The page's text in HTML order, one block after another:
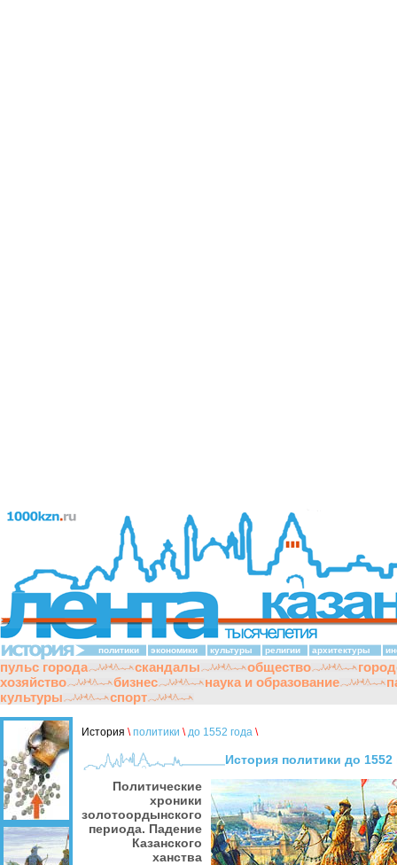
политики экономики культуры религии архитектуры
пульс города скандалы общество
хозяйство
бизнес наука и образование
культуры
спорт
История \ политики \ до 1552 года \
История политики до 1552
Политические
хроники
золотоордынского
периода. Падение
Казанского
ханства